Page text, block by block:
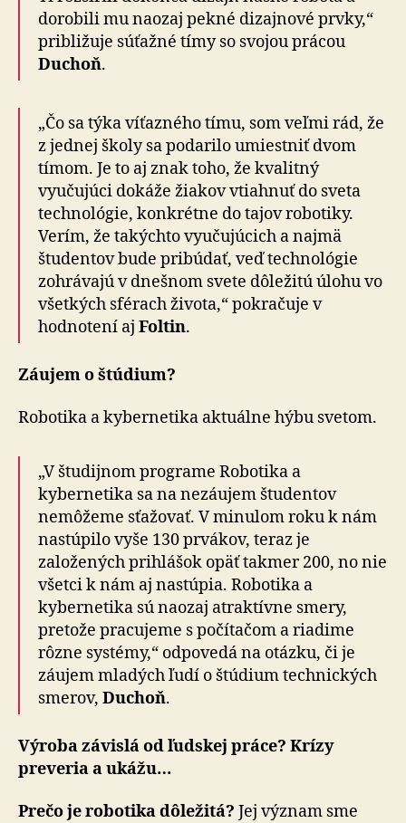
dorobili mu naozaj pekné dizajnové prvky,“
približuje súťažné tímy so svojou prácou
Duchoň.
„Čo sa týka víťazného tímu, som veľmi rád, že
z jednej školy sa podarilo umiestniť dvom
tímom. Je to aj znak toho, že kvalitný
vyučujúci dokáže žiakov vtiahnuť do sveta
technológie, konkrétne do tajov robotiky.
Verím, že takýchto vyučujúcich a najmä
študentov bude pribúdať, veď technológie
zohrávajú v dnešnom svete dôležitú úlohu vo
všetkých sférach života,“ pokračuje v
hodnotení aj Foltin.
Záujem o štúdium?
Robotika a kybernetika aktuálne hýbu svetom.
„V študijnom programe Robotika a
kybernetika sa na nezáujem študentov
nemôžeme sťažovať. V minulom roku k nám
nastúpilo vyše 130 prvákov, teraz je
založených prihlášok opäť takmer 200, no nie
všetci k nám aj nastúpia. Robotika a
kybernetika sú naozaj atraktívne smery,
pretože pracujeme s počítačom a riadime
rôzne systémy,“ odpovedá na otázku, či je
záujem mladých ľudí o štúdium technických
smerov, Duchoň.
Výroba závislá od ľudskej práce? Krízy
preveria a ukážu…
Prečo je robotika dôležitá? Jej význam sme